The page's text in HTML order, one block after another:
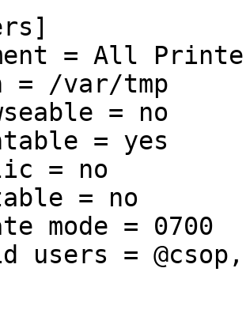
= All
/var/tmp
= no
= yes
= no
= no
mode = 0700
= @csop,